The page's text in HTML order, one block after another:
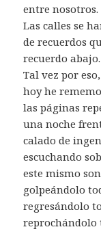
entre nosotros.
Las calles se
de recuerdos
recuerdo abajo.
Tal vez por eso,
hoy he
las páginas
una noche
calado de
escuchando
este mismo
golpeándolo
regresándolo
reprochándolo